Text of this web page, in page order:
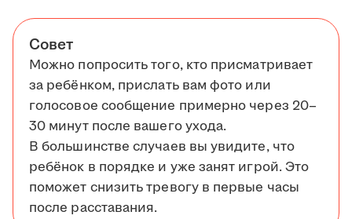
Совет
Можно попросить того, кто присматривает
за ребёнком, прислать вам фото или
голосовое сообщение примерно через 20–
30 минут после вашего ухода.
В большинстве случаев вы увидите, что
ребёнок в порядке и уже занят игрой. Это
поможет снизить тревогу в первые часы
после расставания.